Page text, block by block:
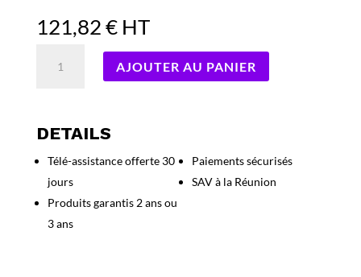
121,82€ HT
mémoire
(2x16Go)
DIMM
DDR4
G.Skill
AJOUTER AU PANIER
DETAILS
Télé-assistance offerte 30
jours
Produits garantis 2 ans ou
3 ans
Paiements sécurisés
SAV à la Réunion